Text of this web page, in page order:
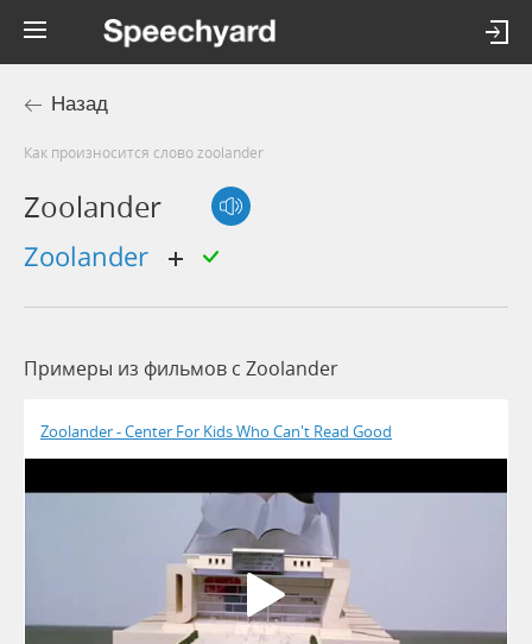
Назад
Как произносится слово zoolander
Zoolander
zoolander
Примеры из фильмов c Zoolander
Zoolander - Center For Kids Who Can't Read Good